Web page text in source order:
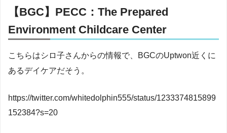
【BGC】PECC：The Prepared
Environment Childcare Center
こちらはシロ子さんからの情報で、BGCのUptwon近くに
あるデイケアだそう。
https://twitter.com/whitedolphin555/status/1233374815899
152384?s=20